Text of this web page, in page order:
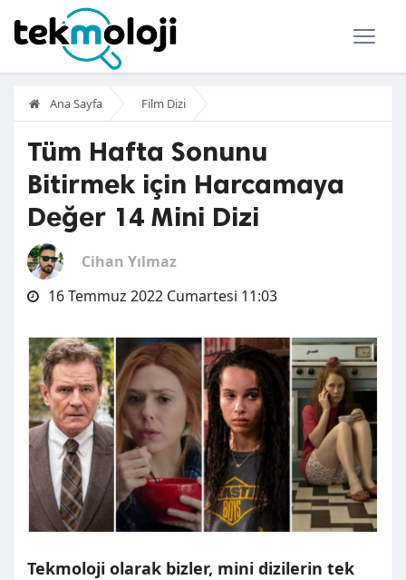
Ana Sayfa Film Dizi
Tüm Hafta Sonunu
Bitirmek için Harcamaya
Değer 14 Mini Dizi
Cihan Yılmaz
16 Temmuz 2022 Cumartesi 11:03
Tekmoloji olarak bizler, mini dizilerin tek